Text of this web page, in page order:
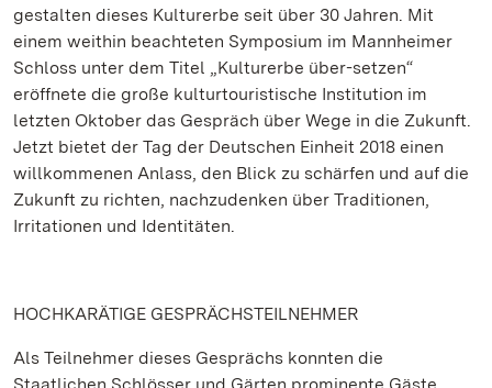
gestalten dieses Kulturerbe seit über 30 Jahren. Mit
einem weithin beachteten Symposium im Mannheimer
Schloss unter dem Titel „Kulturerbe über-setzen“
eröffnete die große kulturtouristische Institution im
letzten Oktober das Gespräch über Wege in die Zukunft.
Jetzt bietet der Tag der Deutschen Einheit 2018 einen
willkommenen Anlass, den Blick zu schärfen und auf die
Zukunft zu richten, nachzudenken über Traditionen,
Irritationen und Identitäten.
HOCHKARÄTIGE GESPRÄCHSTEILNEHMER
Als Teilnehmer dieses Gesprächs konnten die